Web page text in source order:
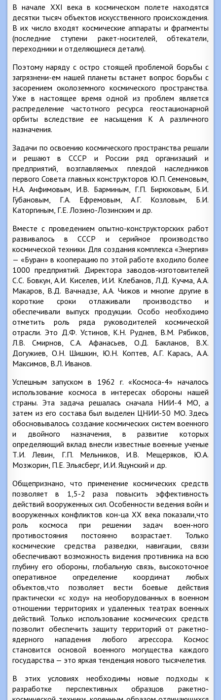
В начале XXI века в космическом полете находятся
десятки тысяч объектов искусственного происхождения.
В их число входят космические аппараты и фрагменты
(последние ступени ракет-носителей, обтекатели,
переходники и отделяющиеся детали).
Поэтому наряду с остро стоящей проблемой борьбы с
загрязнени-ем нашей планеты встанет вопрос борьбы с
засорением околоземного космического пространства.
Уже в настоящее время одной из проблем является
распределение частотного ресурса геостационарной
орбиты вследствие ее насыщения К А различного
назначения.
Задачи по освоению космического пространства решали
и решают в СССР и России ряд организаций и
предприятий, возглавляемых плеядой наследников
первого Совета главных конструкторов Ю.П. Семеновым,
Н.А. Анфимовым, И.В. Барминым, Г.П. Бирюковым, Б.И.
Губановым, Г.А. Ефремовым, А.Г. Козловым, Б.И.
Каторгиным, Г.Е. Лозино-Лозинским и др.
Вместе с проведением опытно-конструкторских работ
развивалось в СССР и серийное производство
космической техники. Для создания комплекса «Энергия»
— «Буран» в кооперацию по этой работе входило более
1000 предприятий. Директора заводов-изготовителей
С.С. Бовкун, А.И. Киселев, И.И. Клебанов, Л.Д. Кучма, А.А.
Макаров, В.Д. Вачнадзе, А.А. Чижов и многие другие в
короткие сроки отлаживали производство и
обеспечивали выпуск продукции. Особо необходимо
отметить роль ряда руководителей космической
отрасли. Это Д.Ф. Устинов, К.Н. Руднев, В.М. Рябиков,
Л.В. Смирнов, С.А. Афанасьев, О.Д. Бакланов, В.Х.
Догужиев, О.Н. Шишкин, Ю.Н. Коптев, А.Г. Карась, А.А.
Максимов, В.Л. Иванов.
Успешным запуском в 1962 г. «Космоса-4» началось
использование космоса в интересах обороны нашей
страны. Эта задача решалась сначала НИИ-4 МО, а
затем из его состава был выделен ЦНИИ-50 МО. Здесь
обосновывалось создание космических систем военного
и двойного назначения, в развитие которых
определяющий вклад внесли известные военные ученые
Т.И. Левин, Г.П. Мельников, И.В. Мещеряков, Ю.А.
Мозжорин, П.Е. Эльясберг, И.И. Яцунский и др.
Общепризнано, что применение космических средств
позволяет в 1,5-2 раза повысить эффективность
действий вооруженных сил. Особенности ведения войн и
вооруженных конфликтов кон-ца XX века показали,что
роль космоса при решении задач воен-ного
противостояния постоянно возрастает. Только
космические средства разведки, навигации, связи
обеспечивают возможность видения противника на всю
глубину его обороны, глобальную связь, высокоточное
оперативное определение координат любых
объектов,что позволяет вести боевые действия
практически «с ходу» на необорудованных в военном
отношении территориях и удаленных театрах военных
действий. Только использование космических средств
позволит обеспечить защиту территорий от ракетно-
ядерного нападения любого агрессора. Космос
становится основой военного могущества каждого
государства — это яркая тенденция нового тысячелетия.
В этих условиях необходимы новые подходы к
разработке перспективных образцов ракетно-